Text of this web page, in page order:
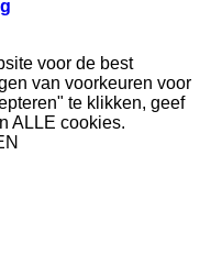
voor de best
van voorkeuren voor
te klikken, geef
ALLE cookies.